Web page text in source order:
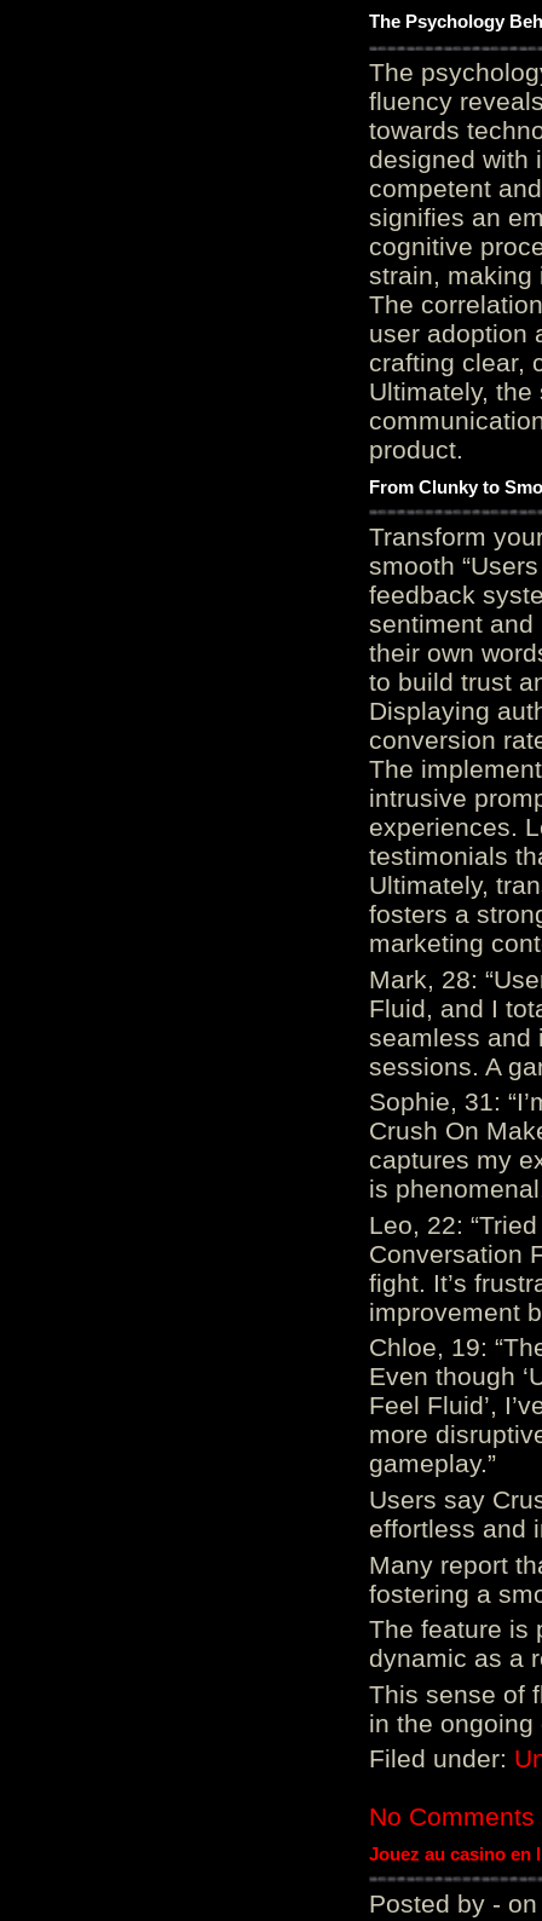
The Psychology
The
fluency
towards
designed with
competent
signifies an
cognitive
strain, making
The
user adoption
crafting clear,
Ultimately,
product.
From Clunky to
Transform
smooth
feedback
sentiment and
their own
to build trust
Displaying
conversion
The
intrusive
experiences.
testimonials
Ultimately,
fosters a
marketing
Mark, 28:
Fluid, and I
seamless and
sessions. A
Sophie, 31:
Crush On
captures my
is
Leo, 22:
Conversation
fight. It’s
improvement
Chloe, 19:
Even though
Feel Fluid’,
more
gameplay.”
Users say
effortless and
Many report
fostering a
The feature is
dynamic as a
This sense of
in the ongoing
Filed under:
No Comments
Jouez au casino en
Posted by - on